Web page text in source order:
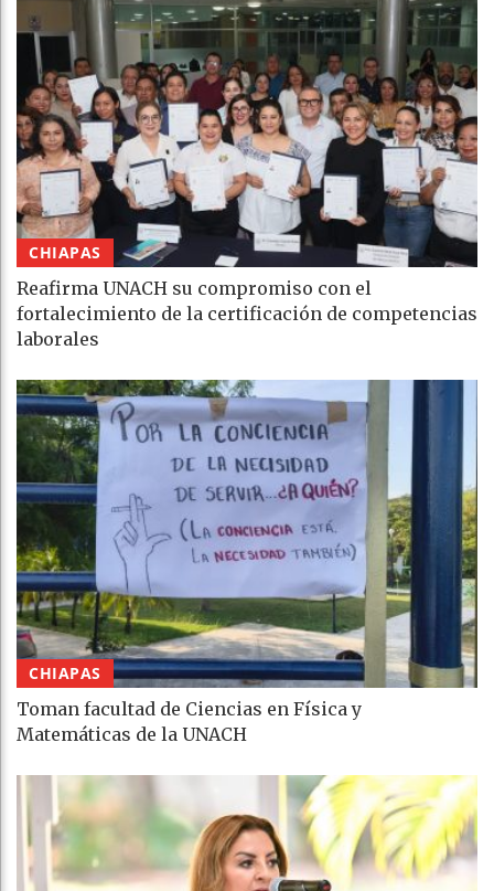
CHIAPAS
Reafirma UNACH su compromiso con el
fortalecimiento de la certificación de competencias
laborales
CHIAPAS
Toman facultad de Ciencias en Física y
Matemáticas de la UNACH